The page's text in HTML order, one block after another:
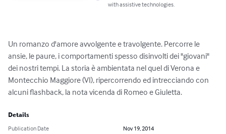
with assistive technologies.
Un romanzo d'amore avvolgente e travolgente. Percorre le
ansie, le paure, i comportamenti spesso disinvolti dei "giovani"
dei nostri tempi. La storia è ambientata nel quel di Verona e
Montecchio Maggiore (VI), ripercorrendo ed intrecciando con
alcuni flashback, la nota vicenda di Romeo e Giuletta.
Details
Publication Date
Nov 19, 2014